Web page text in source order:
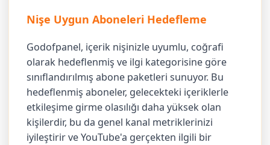
Nişe Uygun Aboneleri Hedefleme
Godofpanel, içerik nişinizle uyumlu, coğrafi
olarak hedeflenmiş ve ilgi kategorisine göre
sınıflandırılmış abone paketleri sunuyor. Bu
hedeflenmiş aboneler, gelecekteki içeriklerle
etkileşime girme olasılığı daha yüksek olan
kişilerdir, bu da genel kanal metriklerinizi
iyileştirir ve YouTube'a gerçekten ilgili bir